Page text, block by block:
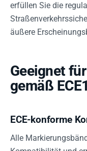
erfüllen Sie die
äußere
Geeignet
gemäß
ECE-konforme
Alle